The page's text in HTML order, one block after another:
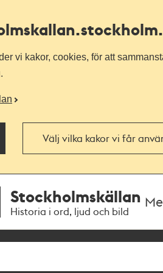
vi kakor, cookies, för att
Välj vilka kakor vi får
Stockholmskällan
Historia i ord, ljud och bild